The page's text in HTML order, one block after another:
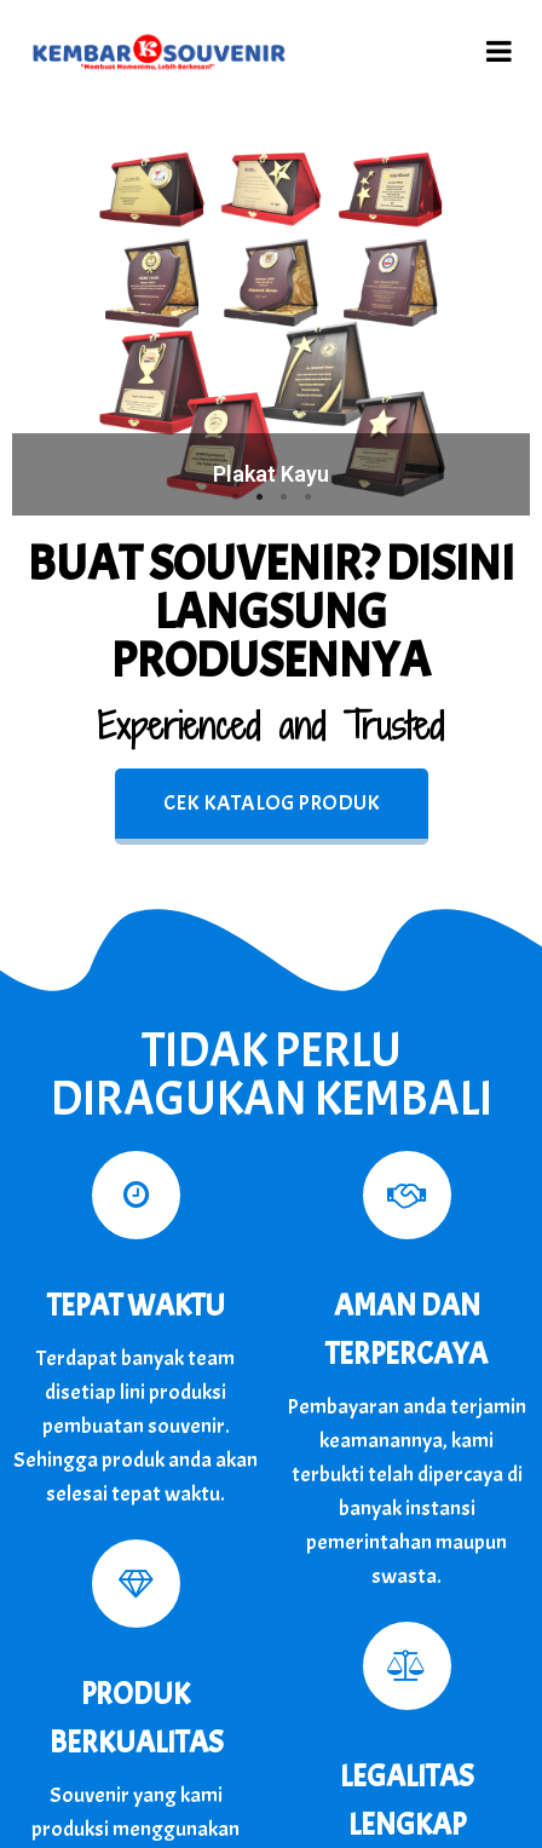
Plakat Kayu
BUAT SOUVENIR? DISINI
LANGSUNG
PRODUSENNYA
Experienced and Trusted
CEK KATALOG PRODUK
TIDAK PERLU
DIRAGUKAN KEMBALI
TEPAT WAKTU
Terdapat banyak team
disetiap lini produksi
pembuatan souvenir.
Sehingga produk anda akan
selesai tepat waktu.
PRODUK
BERKUALITAS
Souvenir yang kami
produksi menggunakan
AMAN DAN
TERPERCAYA​
Pembayaran anda terjamin
keamanannya, kami
terbukti telah dipercaya di
banyak instansi
pemerintahan maupun
swasta.​
LEGALITAS
LENGKAP